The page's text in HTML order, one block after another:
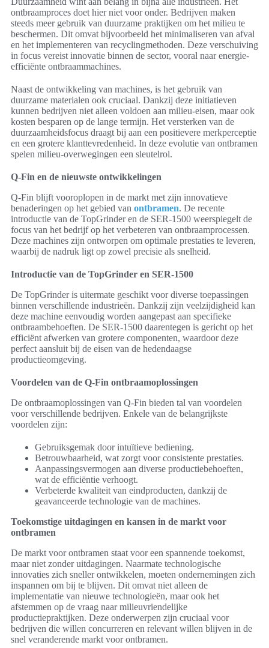
ontbraamproces doet hier niet voor onder. Bedrijven maken
steeds meer gebruik van duurzame praktijken om het milieu te
beschermen. Dit omvat bijvoorbeeld het minimaliseren van afval
en het implementeren van recyclingmethoden. Deze verschuiving
in focus vereist innovatie binnen de sector, vooral naar energie-
efficiënte ontbraammachines.
Naast de ontwikkeling van machines, is het gebruik van
duurzame materialen ook cruciaal. Dankzij deze initiatieven
kunnen bedrijven niet alleen voldoen aan milieu-eisen, maar ook
kosten besparen op de lange termijn. Het versterken van de
duurzaamheidsfocus draagt bij aan een positievere merkperceptie
en een grotere klanttevredenheid. In deze evolutie van ontbramen
spelen milieu-overwegingen een sleutelrol.
Q-Fin en de nieuwste ontwikkelingen
Q-Fin blijft vooroplopen in de markt met zijn innovatieve
benaderingen op het gebied van ontbramen. De recente
introductie van de TopGrinder en de SER-1500 weerspiegelt de
focus van het bedrijf op het verbeteren van ontbraamprocessen.
Deze machines zijn ontworpen om optimale prestaties te leveren,
waarbij de nadruk ligt op zowel precisie als snelheid.
Introductie van de TopGrinder en SER-1500
De TopGrinder is uitermate geschikt voor diverse toepassingen
binnen verschillende industrieën. Dankzij zijn veelzijdigheid kan
deze machine eenvoudig worden aangepast aan specifieke
ontbraambehoeften. De SER-1500 daarentegen is gericht op het
efficiënt afwerken van grotere componenten, waardoor deze
perfect aansluit bij de eisen van de hedendaagse
productieomgeving.
Voordelen van de Q-Fin ontbraamoplossingen
De ontbraamoplossingen van Q-Fin bieden tal van voordelen
voor verschillende bedrijven. Enkele van de belangrijkste
voordelen zijn:
Gebruiksgemak door intuïtieve bediening.
Betrouwbaarheid, wat zorgt voor consistente prestaties.
Aanpassingsvermogen aan diverse productiebehoeften,
wat de efficiëntie verhoogt.
Verbeterde kwaliteit van eindproducten, dankzij de
geavanceerde technologie van de machines.
Toekomstige uitdagingen en kansen in de markt voor
ontbramen
De markt voor ontbramen staat voor een spannende toekomst,
maar niet zonder uitdagingen. Naarmate technologische
innovaties zich sneller ontwikkelen, moeten ondernemingen zich
inspannen om bij te blijven. Dit omvat niet alleen de
implementatie van nieuwe technologieën, maar ook het
afstemmen op de vraag naar milieuvriendelijke
productiepraktijken. Deze onderwerpen zijn cruciaal voor
bedrijven die willen concurreren en relevant willen blijven in de
snel veranderende markt voor ontbramen.